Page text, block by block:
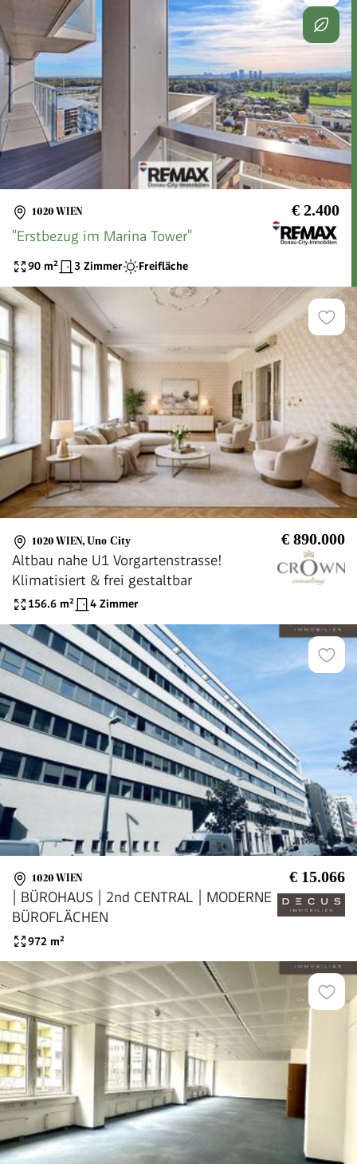
1020 WIEN € 2.400
"Erstbezug im Marina Tower"
90 m² 3 Zimmer Freifläche
1020 WIEN, Uno City € 890.000
Altbau nahe U1 Vorgartenstrasse!
Klimatisiert & frei gestaltbar
156.6 m² 4 Zimmer
1020 WIEN € 15.066
| BÜROHAUS | 2nd CENTRAL | MODERNE
BÜROFLÄCHEN
972 m²